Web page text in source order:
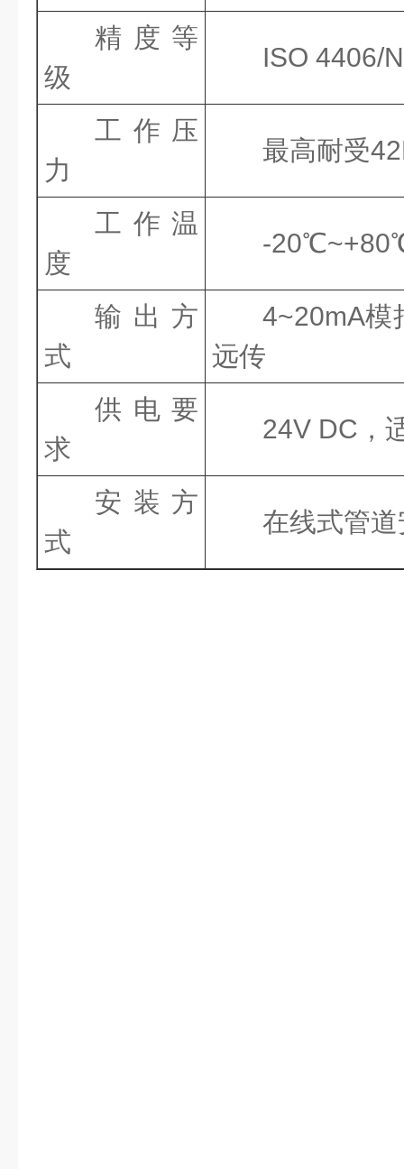
精度等
级
ISO 4406/
工作压
力
最高耐受
工作温
度
-
输出方
式
4~20mA模
远传
供电要
求
24V DC ，
安装方
式
在线式管